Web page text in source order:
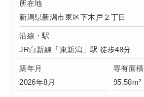
所在地
新潟県新潟市東区下木戸２丁目
沿線・駅
JR白新線「東新潟」駅 徒歩48分
築年月
2026年8月
専有面積
95.58m²